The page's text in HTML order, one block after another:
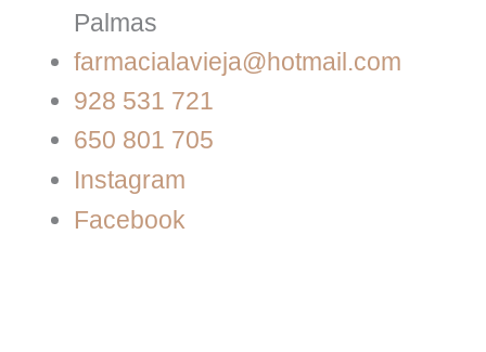
Palmas
farmacialavieja@hotmail.com
928 531 721
650 801 705
Instagram
Facebook